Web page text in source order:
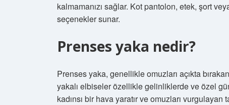
kalmamanızı sağlar. Kot pantolon, etek, şort
seçenekler sunar.
Prenses yaka nedir?
Prenses yaka, genellikle omuzları açıkta
yakalı elbiseler özellikle gelinliklerde ve özel
kadınsı bir hava yaratır ve omuzları vurgulayan